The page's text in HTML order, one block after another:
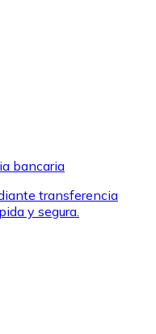
en tu tienda más
para comprar
marcas favoritas con
bancaria
transferencia
y segura.